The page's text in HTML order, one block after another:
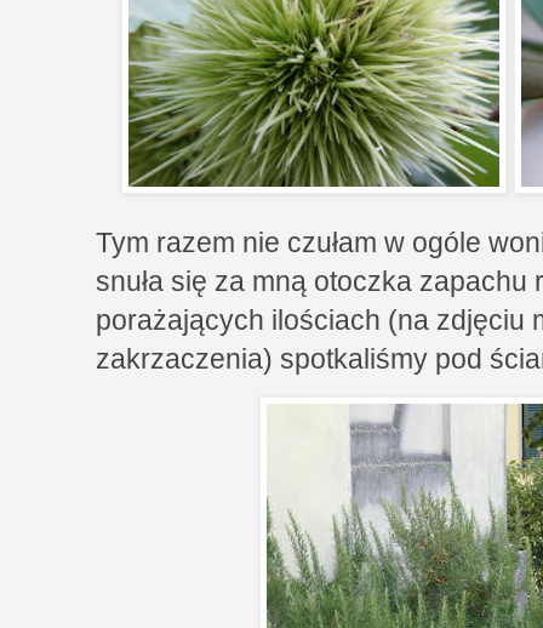
Tym razem nie czułam w ogóle
snuła się za mną otoczka zapachu
porażających ilościach (na zdjęciu
zakrzaczenia) spotkaliśmy pod